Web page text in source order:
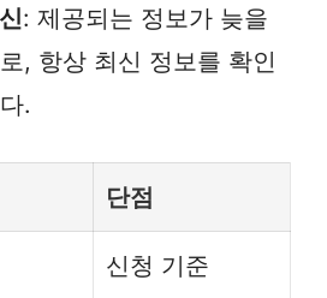
: 제공되는 정보가 늦을
, 항상 최신 정보를 확인
.
단점
신청 기준